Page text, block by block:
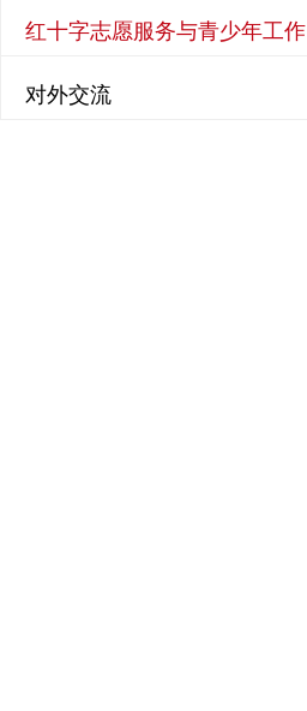
红十字志愿服务与青少年工作
对外交流